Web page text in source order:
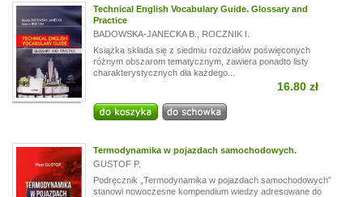
Technical English Vocabulary Guide. Glossary and
Practice
BADOWSKA-JANECKA B.
ROCZNIK I.
Książka składa się z siedmiu rozdziałów poświęconych
różnym obszarom tematycznym, zawiera ponadto listy
charakterystycznych dla każdego...
16.80 zł
Termodynamika w pojazdach samochodowych.
GUSTOF P.
Podręcznik „Termodynamika w pojazdach samochodowych”
stanowi nowoczesne kompendium wiedzy adresowane do